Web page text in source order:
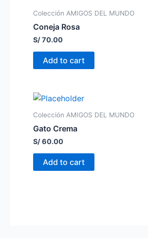
Colección AMIGOS DEL MUNDO
Coneja Rosa
S/70.00
Add to cart
Colección AMIGOS DEL MUNDO
Gato Crema
S/60.00
Add to cart